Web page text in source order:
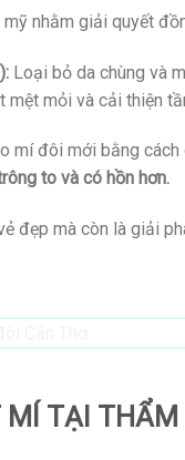
nhằm giải quyết
Loại bỏ da chùng và
mỏi và cải thiện
mí đôi mới bằng
to và có hồn hơn.
đẹp mà còn là giải
MÍ TẠI